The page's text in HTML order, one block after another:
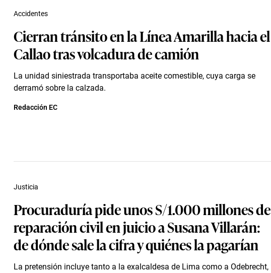
Cierran tránsito en la Línea Amarilla hacia el
Callao tras volcadura de camión
La unidad siniestrada transportaba aceite comestible, cuya carga se
derramó sobre la calzada.
Accidentes
Redacción EC
Procuraduría pide unos S/1.000 millones de
reparación civil en juicio a Susana Villarán:
de dónde sale la cifra y quiénes la pagarían
La pretensión incluye tanto a la exalcaldesa de Lima como a Odebrecht,
Justicia